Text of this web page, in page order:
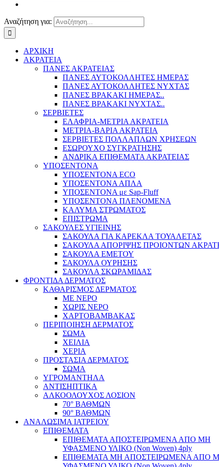
Αναζήτηση για:
ΑΡΧΙΚΗ
ΑΚΡΑΤΕΙΑ
ΠΑΝΕΣ ΑΚΡΑΤΕΙΑΣ
ΠΑΝΕΣ ΑΥΤΟΚΟΛΛΗΤΕΣ ΗΜΕΡΑΣ
ΠΑΝΕΣ ΑΥΤΟΚΟΛΛΗΤΕΣ ΝΥΧΤΑΣ
ΠΑΝΕΣ ΒΡΑΚΑΚΙ ΗΜΕΡΑΣ..
ΠΑΝΕΣ ΒΡΑΚΑΚΙ ΝΥΧΤΑΣ..
ΣΕΡΒΙΕΤΕΣ
ΕΛΑΦΡΙΑ-ΜΕΤΡΙΑ ΑΚΡΑΤΕΙΑ
ΜΕΤΡΙΑ-ΒΑΡΙΑ ΑΚΡΑΤΕΙΑ
ΣΕΡΒΙΕΤΕΣ ΠΟΛΛΑΠΛΩΝ ΧΡΗΣΕΩΝ
ΕΣΩΡΟΥΧΟ ΣΥΓΚΡΑΤΗΣΗΣ
ΑΝΔΡΙΚΑ ΕΠΙΘΕΜΑΤΑ ΑΚΡΑΤΕΙΑΣ
ΥΠΟΣΕΝΤΟΝΑ
ΥΠΟΣΕΝΤΟΝΑ ECO
ΥΠΟΣΕΝΤΟΝΑ ΑΠΛΑ
ΥΠΟΣΕΝΤΟΝΑ με Sap-Fluff
ΥΠΟΣΕΝΤΟΝΑ ΠΛΕΝΟΜΕΝΑ
ΚΑΛΥΜΑ ΣΤΡΩΜΑΤΟΣ
ΕΠΙΣΤΡΩΜΑ
ΣΑΚΟΥΛΕΣ ΥΓΙΕΙΝΗΣ
ΣΑΚΟΥΛΑ ΓΙΑ ΚΑΡΕΚΛΑ ΤΟΥΑΛΕΤΑΣ
ΣΑΚΟΥΛΑ ΑΠΟΡΙΨΗΣ ΠΡΟΙΟΝΤΩΝ
ΣΑΚΟΥΛΑ ΕΜΕΤΟΥ
ΣΑΚΟΥΛΑ ΟΥΡΗΣΗΣ
ΣΑΚΟΥΛΑ ΣΚΩΡΑΜΙΔΑΣ
ΦΡΟΝΤΙΔΑ ΔΕΡΜΑΤΟΣ
ΚΑΘΑΡΙΣΜΟΣ ΔΕΡΜΑΤΟΣ
ΜΕ ΝΕΡΟ
ΧΩΡΙΣ ΝΕΡΟ
ΧΑΡΤΟΒΑΜΒΑΚΑΣ
ΠΕΡΙΠΟΙΗΣΗ ΔΕΡΜΑΤΟΣ
ΣΩΜΑ
ΧΕΙΛΙΑ
ΧΕΡΙΑ
ΠΡΟΣΤΑΣΙΑ ΔΕΡΜΑΤΟΣ
ΣΩΜΑ
ΥΓΡΟΜΑΝΤΗΛΑ
ΑΝΤΙΣΗΠΤΙΚΑ
ΑΛΚΟΟΛΟΥΧΟΣ ΛΟΣΙΟΝ
70° ΒΑΘΜΩΝ
90° ΒΑΘΜΩΝ
ΑΝΑΛΩΣΙΜΑ ΙΑΤΡΕΙΟΥ
ΕΠΙΘΕΜΑΤΑ
ΕΠΙΘΕΜΑΤΑ ΑΠΟΣΤΕΙΡΩΜΕΝΑ ΑΠΟ ΜΗ
ΥΦΑΣΜΕΝΟ ΥΛΙΚΟ (Non Woven) 4ply
ΕΠΙΘΕΜΑΤΑ ΜΗ ΑΠΟΣΤΕΙΡΩΜΕΝΑ ΑΠΟ